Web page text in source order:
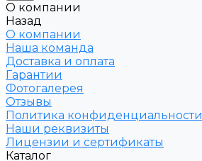
О компании
Назад
О компании
Наша команда
Доставка и оплата
Гарантии
Фотогалерея
Отзывы
Политика конфиденциальности
Наши реквизиты
Лицензии и сертификаты
Каталог